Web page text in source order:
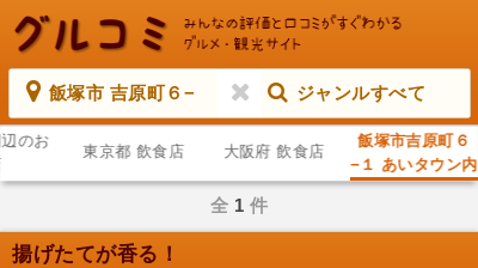
飯塚市 吉原町６− ジャンルすべて
のお
東京都 飲食店 大阪府 飲食店
飯塚市吉原町６
−１ あいタウン内
１F ジャンルすべ
全 1 件
揚げたてが香る！